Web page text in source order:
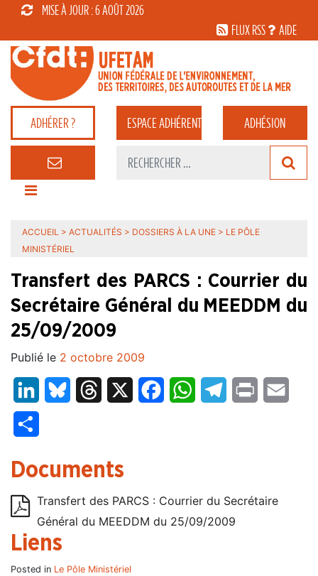
MISE À JOUR : 6 AOÛT 2026
FLUX RSS
AIDE
ADHÉRER ? ESPACEADHÉRENT ADHÉSION
ACCUEIL > ACTUALITÉS > DOSSIERS À LA UNE > LE PÔLE
MINISTÉRIEL
Transfert des PARCS : Courrier du
Secrétaire Général du MEEDDM du
25/09/2009
Publié le 2 octobre 2009
LinkedInBluesky Threads FacebookWhatsAppTelegram
Print
Documents
Transfert des PARCS : Courrier du Secrétaire
Général du MEEDDM du 25/09/2009
Liens
Posted in Le Pôle Ministériel